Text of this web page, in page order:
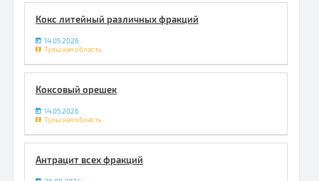
Кокс литейный различных фракций
14.05.2026
Тульская область
Коксовый орешек
14.05.2026
Тульская область
Антрацит всех фракций